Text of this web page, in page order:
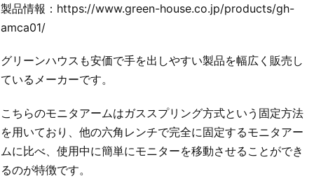
製品情報：https://www.green-house.co.jp/products/gh-
amca01/
グリーンハウスも安価で手を出しやすい製品を幅広く販売し
ているメーカーです。
こちらのモニタアームはガススプリング方式という固定方法
を用いており、他の六角レンチで完全に固定するモニタアー
ムに比べ、使用中に簡単にモニターを移動させることができ
るのが特徴です。